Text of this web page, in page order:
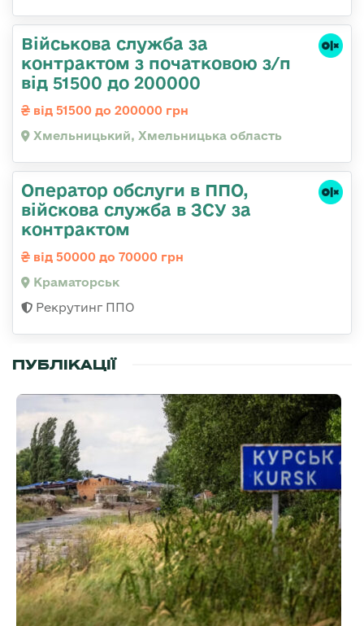
Військова служба за
контрактом з початковою з/п
від 51500 до 200000
від 51500 до 200000 грн
Хмельницький, Хмельницька область
Оператор обслуги в ППО,
війскова служба в ЗСУ за
контрактом
від 50000 до 70000 грн
Краматорськ
Рекрутинг ППО
ПУБЛІКАЦІЇ